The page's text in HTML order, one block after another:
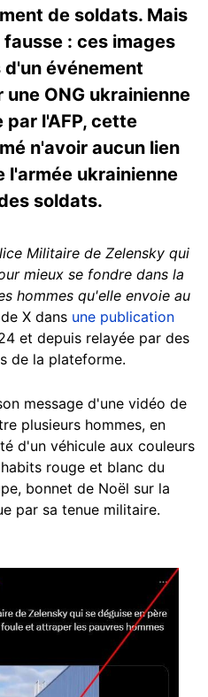
de soldats. Mais
: ces images
événement
ONG ukrainienne
par l'AFP, cette
n'avoir aucun lien
l'armée ukrainienne
soldats.
Militaire de Zelensky qui
mieux se fondre dans la
hommes qu'elle envoie au
X dans une publication
et depuis relayée par des
de la plateforme.
message d'une vidéo de
plusieurs hommes, en
d'un véhicule aux couleurs
rouge et blanc du
bonnet de Noël sur la
par sa tenue militaire.